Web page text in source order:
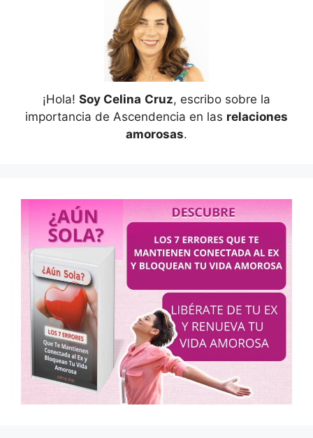
¡Hola! Soy Celina Cruz, escribo sobre la
importancia de Ascendencia en las relaciones
amorosas.